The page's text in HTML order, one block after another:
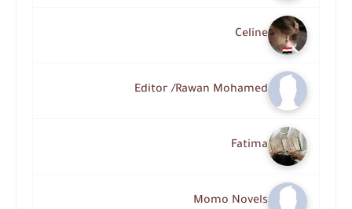
Celine
Editor /Rawan Mohamed
Fatima
Momo Novels